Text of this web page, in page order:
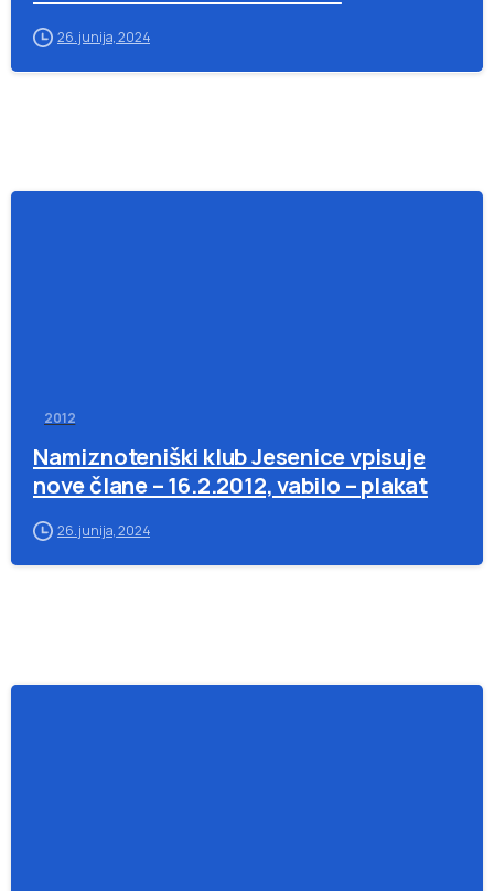
26. junija, 2024
2012
Namiznoteniški klub Jesenice vpisuje
nove člane – 16.2.2012, vabilo – plakat
26. junija, 2024